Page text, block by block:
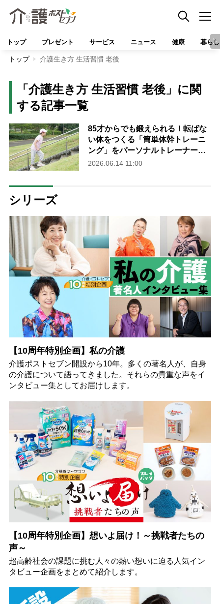
トップ プレゼント サービス ニュース 健康 暮らし
トップ 介護生き方 生活習慣 老後
「介護生き方 生活習慣 老後」に関
する記事一覧
85才からでも鍛えられる！転ばな
い体をつくる「簡単体幹トレーニ
ング」をパーソナルトレーナーが
伝授
2026.06.14 11:00
シリーズ
【10周年特別企画】私の介護
介護ポストセブン開設から10年。多くの著名人が、自身
の介護について語ってきました。それらの貴重な声をイ
ンタビュー集としてお届けします。
【10周年特別企画】想いよ届け！～挑戦者たちの
声～
超高齢社会の課題に挑む人々の熱い想いに迫る人気イン
タビュー企画をまとめて紹介します。